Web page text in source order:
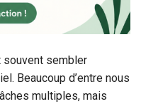
souvent sembler
Beaucoup d’entre nous
multiples, mais